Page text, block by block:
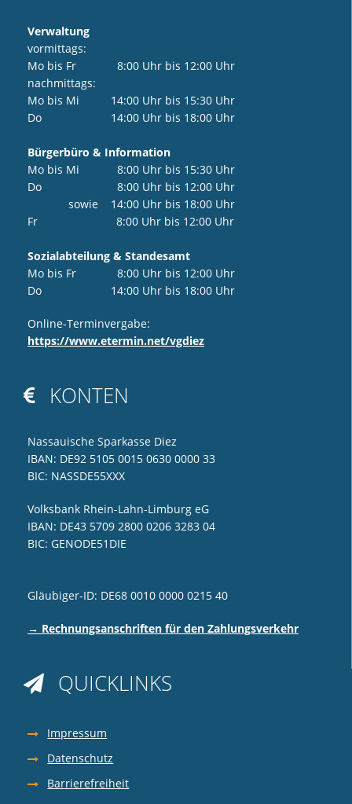
Verwaltung
vormittags:
Mo bis Fr 8:00 Uhr bis 12:00 Uhr
nachmittags:
Mo bis Mi 14:00 Uhr bis 15:30 Uhr
Do 14:00 Uhr bis 18:00 Uhr
Bürgerbüro & Information
Mo bis Mi 8:00 Uhr bis 15:30 Uhr
Do 8:00 Uhr bis 12:00 Uhr
sowie 14:00 Uhr bis 18:00 Uhr
Fr 8:00 Uhr bis 12:00 Uhr
Sozialabteilung & Standesamt
Mo bis Fr 8:00 Uhr bis 12:00 Uhr
Do 14:00 Uhr bis 18:00 Uhr
Online-Terminvergabe:
https://www.etermin.net/vgdiez
 KONTEN
Nassauische Sparkasse Diez
IBAN: DE92 5105 0015 0630 0000 33
BIC: NASSDE55XXX
Volksbank Rhein-Lahn-Limburg eG
IBAN: DE43 5709 2800 0206 3283 04
BIC: GENODE51DIE
Gläubiger-ID: DE68 0010 0000 0215 40
→ Rechnungsanschriften für den Zahlungsverkehr
 QUICKLINKS
Impressum
Datenschutz
Barrierefreiheit